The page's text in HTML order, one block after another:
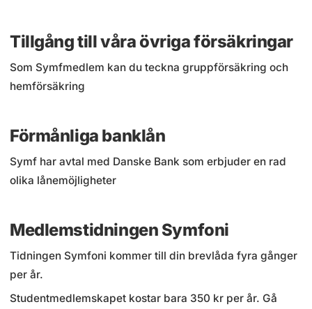
Tillgång till våra övriga försäkringar
Som Symfmedlem kan du teckna gruppförsäkring och
hemförsäkring
Förmånliga banklån
Symf har avtal med Danske Bank som erbjuder en rad
olika lånemöjligheter
Medlemstidningen Symfoni
Tidningen Symfoni kommer till din brevlåda fyra gånger
per år.
Studentmedlemskapet kostar bara 350 kr per år. Gå